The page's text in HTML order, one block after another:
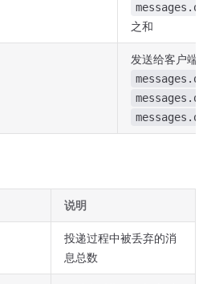
之和
发送给客户端的
说明
投递过程中被丢弃的消
息总数